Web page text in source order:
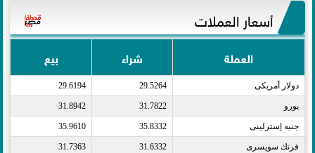
أسعار العملات
العملة شراء بيع
دولار أمريكى​ 29.5264
29.6194
يورو​ 31.7822
31.8942
جنيه إسترلينى​ 35.8332
35.9610
فرنك سويسرى​ 31.6332
31.7363